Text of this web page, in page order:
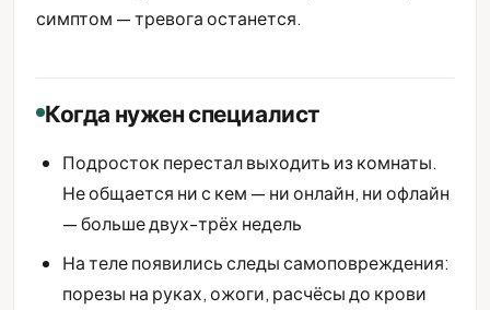
симптом — тревога останется.
Когда нужен специалист
Подросток перестал выходить из комнаты.
Не общается ни с кем — ни онлайн, ни офлайн
— больше двух-трёх недель
На теле появились следы самоповреждения:
порезы на руках, ожоги, расчёсы до крови